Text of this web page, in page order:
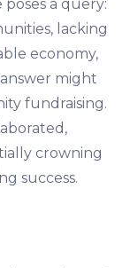
a query:
lacking
economy,
might
fundraising.
crowning
success.